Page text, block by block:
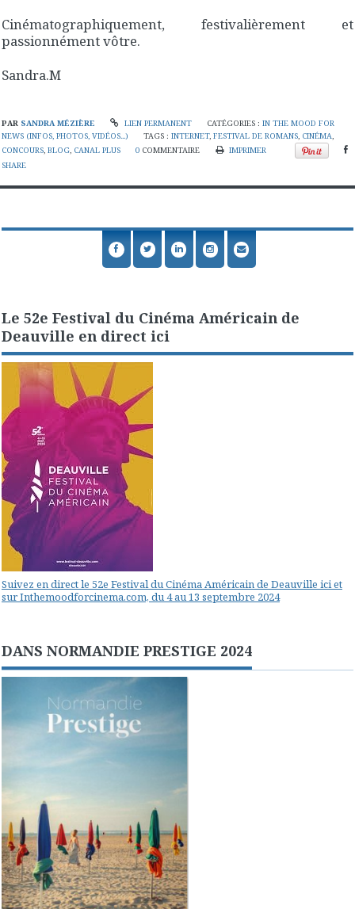
Cinématographiquement, festivalièrement et
passionnément vôtre.
Sandra.M
PAR SANDRA MÉZIÈRE LIEN PERMANENT CATÉGORIES :IN THE MOOD FOR
NEWS (INFOS, PHOTOS, VIDÉOS...)
TAGS :INTERNET,FESTIVAL DE ROMANS, CINÉMA,
CONCOURS, BLOG, CANAL PLUS 0 COMMENTAIRE
IMPRIMER
SHARE
Le 52e Festival du Cinéma Américain de
Deauville en direct ici
Suivez en direct le 52e Festival du Cinéma Américain de Deauville ici et
sur Inthemoodforcinema.com, du 4 au 13 septembre 2024
DANS NORMANDIE PRESTIGE 2024